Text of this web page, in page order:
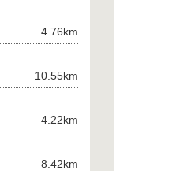
4.76km
10.55km
4.22km
8.42km